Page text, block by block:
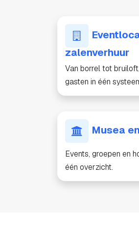
zalenverhuur
Van borrel tot
gasten in één
Musea
Events, groepen en
één overzicht.